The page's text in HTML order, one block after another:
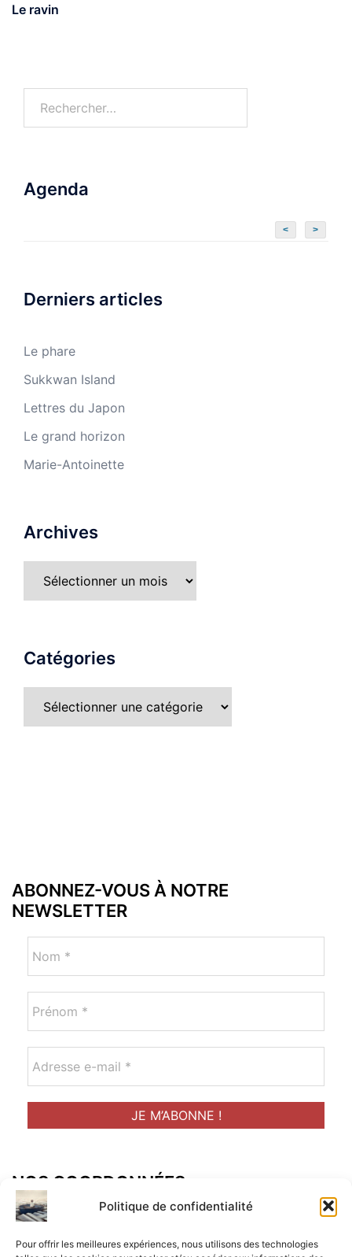
Politique de confidentialité
Pour offrir les meilleures expériences, nous utilisons des technologies
Le ravin
Agenda
< >
Derniers articles
Le phare
Sukkwan Island
Lettres du Japon
Le grand horizon
Marie-Antoinette
Archives
Catégories
ABONNEZ-VOUS À NOTRE
NEWSLETTER
NOS COORDONNÉES
Adresse postal :
ALCF